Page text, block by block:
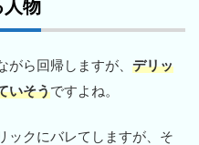
人物
ら回帰しますが、 デリッ
いそうですよね。
ックにバレてしますが、そ